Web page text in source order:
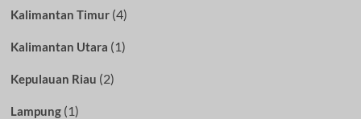
Kalimantan Timur(4)
Kalimantan Utara (1)
Kepulauan Riau (2)
Lampung(1)